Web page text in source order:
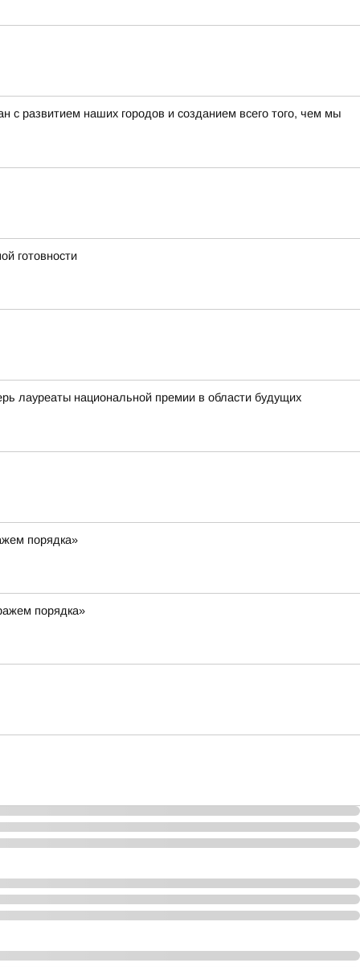
с развитием наших городов и созданием всего того, чем мы
готовности
национальной премии в области будущих
порядка»
порядка»